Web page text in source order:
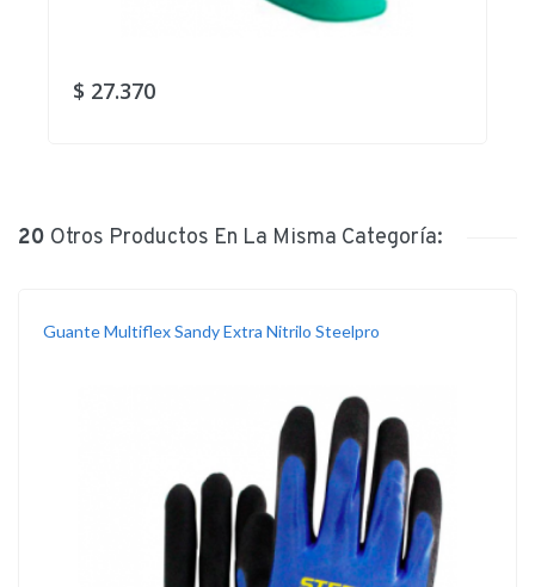
$ 27.370
20 Otros Productos En La Misma Categoría:
Guante Multiflex Sandy Extra Nitrilo Steelpro